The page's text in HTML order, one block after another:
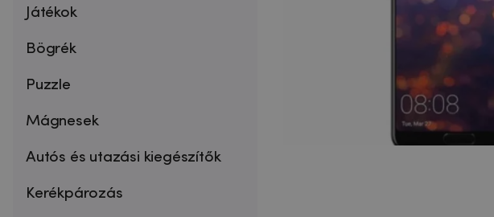
Játékok
Bögrék
Puzzle
Mágnesek
Autós és utazási kiegészítők
Kerékpározás